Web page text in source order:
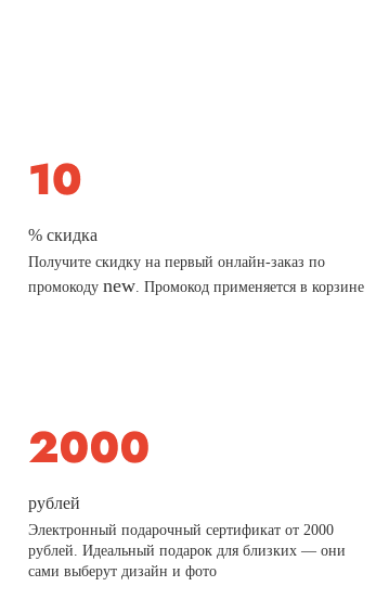
% скидка
Получите скидку на первый онлайн-заказ по
промокодуnew . Промокод применяется в корзине
рублей
Электронный подарочный сертификат от 2000
рублей. Идеальный подарок для близких — они
сами выберут дизайн и фото